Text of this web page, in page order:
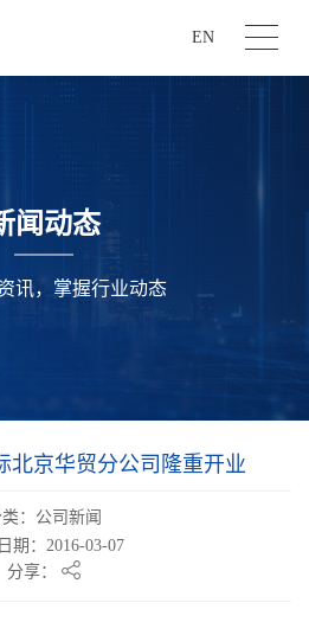
EN
闻动态
讯，掌握行业动态
北京华贸分公司隆重开业
类：公司新闻
期：2016-03-07
分享：